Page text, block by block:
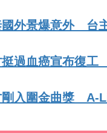
國外景爆意外 台
挺過血癌宣布復
剛入圍金曲獎 A-